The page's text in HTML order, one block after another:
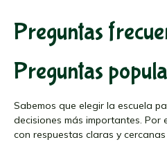
Preguntas
Preguntas
Sabemos que elegir la escuela
decisiones más importantes. Por
con respuestas claras y